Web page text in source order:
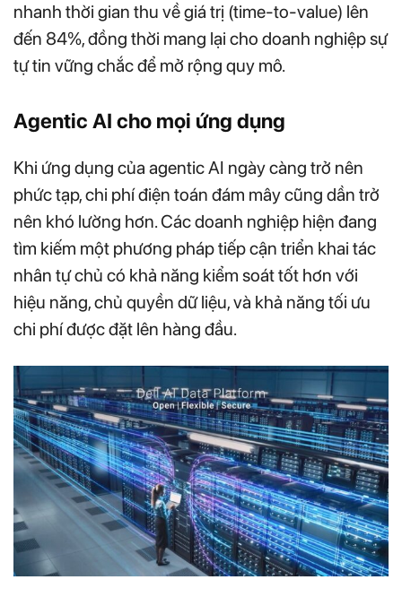
nhanh thời gian thu về giá trị (time-to-value) lên
đến 84%, đồng thời mang lại cho doanh nghiệp sự
tự tin vững chắc để mở rộng quy mô.
Agentic AI cho mọi ứng dụng
Khi ứng dụng của agentic AI ngày càng trở nên
phức tạp, chi phí điện toán đám mây cũng dần trở
nên khó lường hơn. Các doanh nghiệp hiện đang
tìm kiếm một phương pháp tiếp cận triển khai tác
nhân tự chủ có khả năng kiểm soát tốt hơn với
hiệu năng, chủ quyền dữ liệu, và khả năng tối ưu
chi phí được đặt lên hàng đầu.